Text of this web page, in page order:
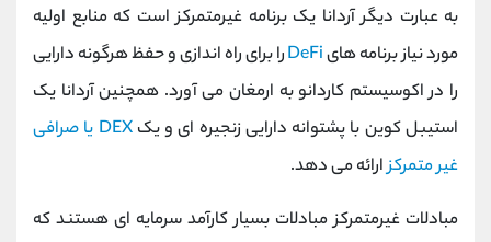
به عبارت دیگر آردانا یک برنامه غیرمتمرکز است که منابع اولیه
مورد نیاز برنامه هایDeFiرابرای راه اندازی و حفظ هرگونه دارایی
را در اکوسیستم کاردانو به ارمغان می آورد. همچنین آردانا یک
استیبل کوین با پشتوانه دارایی زنجیره ای و یک
DEX یا صرافی
غیر متمرکزارائه می دهد.
مبادلات غیرمتمرکز مبادلات بسیار کارآمد سرمایه ای هستند که